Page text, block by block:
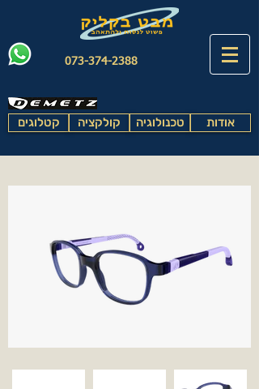
073-374-2388
קטלוגים קולקציה טכנולוגיה אודות